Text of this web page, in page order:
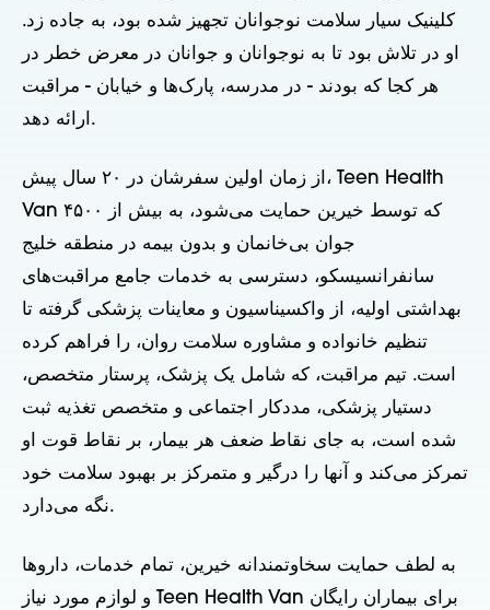
کلینیک سیار سلامت نوجوانان تجهیز شده بود، به جاده زد.
او در تلاش بود تا به نوجوانان و جوانان در معرض خطر در
هر کجا که بودند - در مدرسه، پارک‌ها و خیابان - مراقبت
ارائه دهد.
از زمان اولین سفرشان در ۲۰ سال پیش، Teen Health
Van که توسط خیرین حمایت می‌شود، به بیش از ۴۵۰۰
جوان بی‌خانمان و بدون بیمه در منطقه خلیج
سانفرانسیسکو، دسترسی به خدمات جامع مراقبت‌های
بهداشتی اولیه، از واکسیناسیون و معاینات پزشکی گرفته تا
تنظیم خانواده و مشاوره سلامت روان، را فراهم کرده
است. تیم مراقبت، که شامل یک پزشک، پرستار متخصص،
دستیار پزشکی، مددکار اجتماعی و متخصص تغذیه ثبت
شده است، به جای نقاط ضعف هر بیمار، بر نقاط قوت او
تمرکز می‌کند و آنها را درگیر و متمرکز بر بهبود سلامت خود
نگه می‌دارد.
به لطف حمایت سخاوتمندانه خیرین، تمام خدمات، داروها
و لوازم مورد نیاز Teen Health Van برای بیماران رایگان